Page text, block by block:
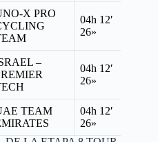
X PRO
04h 12′
26»
–
04h 12′
26»
TEAM
04h 12′
26»